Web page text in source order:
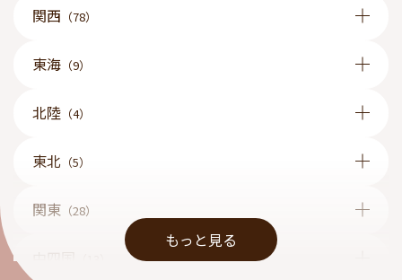
関西 （78）
東海 （9）
北陸 （4）
東北 （5）
関東 （28）
もっと見る